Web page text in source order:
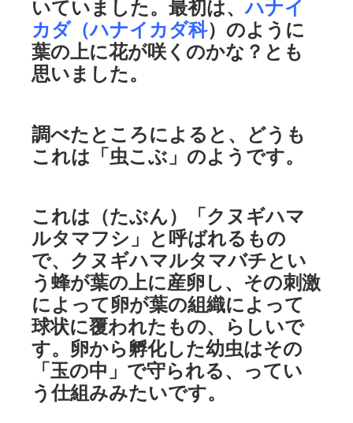
いていました。最初は、ハナイ
カダ（ハナイカダ科）のように
葉の上に花が咲くのかな？とも
思いました。
調べたところによると、どうも
これは「虫こぶ」のようです。
これは（たぶん）「クヌギハマ
ルタマフシ」と呼ばれるもの
で、クヌギハマルタマバチとい
う蜂が葉の上に産卵し、その刺激
によって卵が葉の組織によって
球状に覆われたもの、らしいで
す。卵から孵化した幼虫はその
「玉の中」で守られる、ってい
う仕組みみたいです。